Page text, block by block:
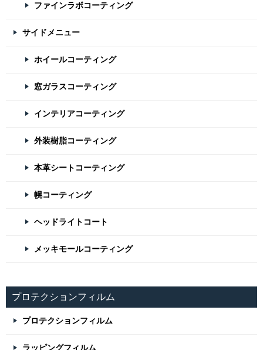
ファインラボコーティング
サイドメニュー
ホイールコーティング
窓ガラスコーティング
インテリアコーティング
外装樹脂コーティング
本革シートコーティング
幌コーティング
ヘッドライトコート
メッキモールコーティング
プロテクションフィルム
プロテクションフィルム
ラッピングフィルム